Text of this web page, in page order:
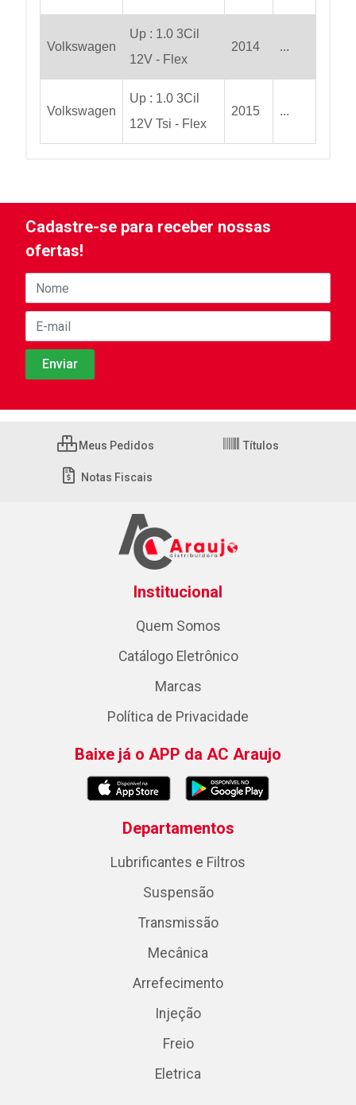
Volkswagen
Up : 1.0 3Cil
12V - Flex
2014 ...
Volkswagen
Up : 1.0 3Cil
12V Tsi - Flex
2015 ...
Cadastre-se para receber nossas
ofertas!
Meus Pedidos Títulos
Notas Fiscais
Institucional
Quem Somos
Catálogo Eletrônico
Marcas
Política de Privacidade
Baixe já o APP da AC Araujo
Departamentos
Lubrificantes e Filtros
Suspensão
Transmissão
Mecânica
Arrefecimento
Injeção
Freio
Eletrica